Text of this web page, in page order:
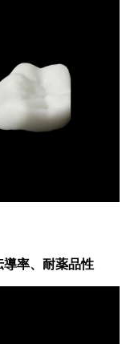
導率、耐薬品性